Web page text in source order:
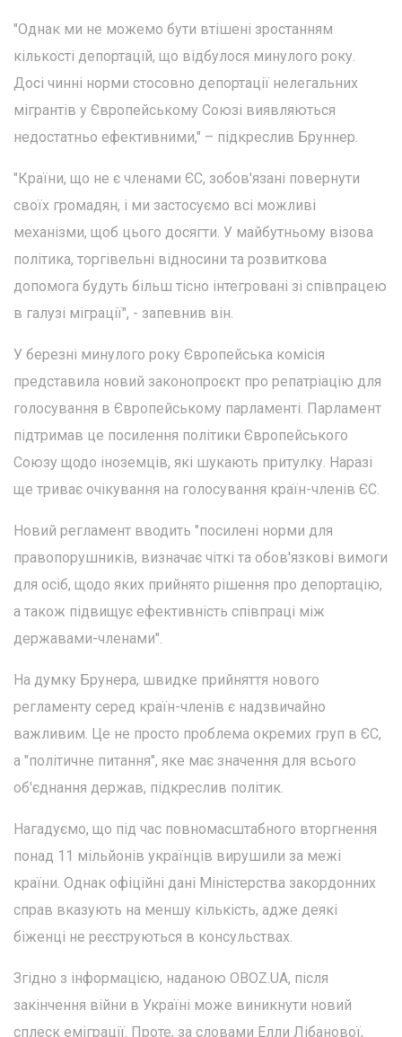
"Однак ми не можемо бути втішені зростанням
кількості депортацій, що відбулося минулого року.
Досі чинні норми стосовно депортації нелегальних
мігрантів у Європейському Союзі виявляються
недостатньо ефективними," – підкреслив Бруннер.
"Країни, що не є членами ЄС, зобов'язані повернути
своїх громадян, і ми застосуємо всі можливі
механізми, щоб цього досягти. У майбутньому візова
політика, торгівельні відносини та розвиткова
допомога будуть більш тісно інтегровані зі співпрацею
в галузі міграції", - запевнив він.
У березні минулого року Європейська комісія
представила новий законопроєкт про репатріацію для
голосування в Європейському парламенті. Парламент
підтримав це посилення політики Європейського
Союзу щодо іноземців, які шукають притулку. Наразі
ще триває очікування на голосування країн-членів ЄС.
Новий регламент вводить "посилені норми для
правопорушників, визначає чіткі та обов'язкові вимоги
для осіб, щодо яких прийнято рішення про депортацію,
а також підвищує ефективність співпраці між
державами-членами".
На думку Брунера, швидке прийняття нового
регламенту серед країн-членів є надзвичайно
важливим. Це не просто проблема окремих груп в ЄС,
а "політичне питання", яке має значення для всього
об'єднання держав, підкреслив політик.
Нагадуємо, що під час повномасштабного вторгнення
понад 11 мільйонів українців вирушили за межі
країни. Однак офіційні дані Міністерства закордонних
справ вказують на меншу кількість, адже деякі
біженці не реєструються в консульствах.
Згідно з інформацією, наданою OBOZ.UA, після
закінчення війни в Україні може виникнути новий
сплеск еміграції. Проте, за словами Елли Лібанової,